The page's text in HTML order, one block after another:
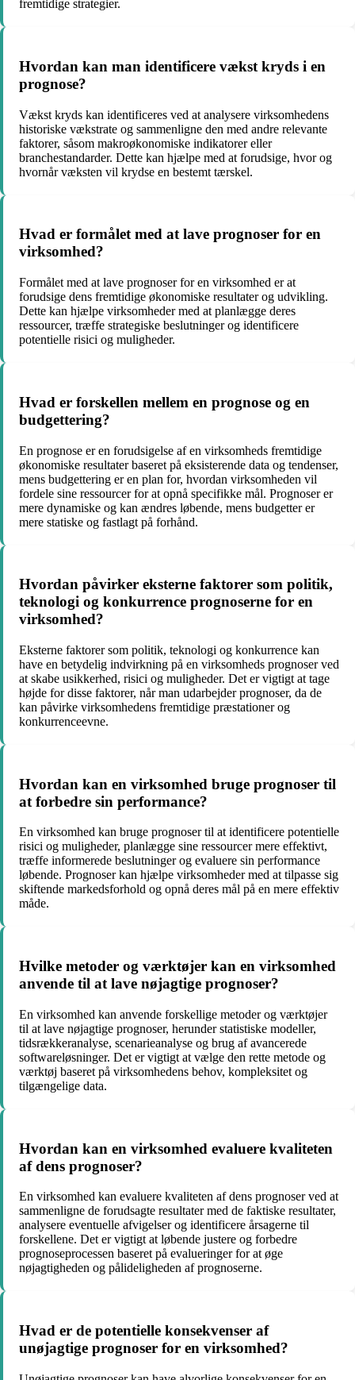
fremtidige strategier.
Hvordan kan man identificere vækst kryds i en
prognose?
Vækst kryds kan identificeres ved at analysere virksomhedens
historiske vækstrate og sammenligne den med andre relevante
faktorer, såsom makroøkonomiske indikatorer eller
branchestandarder. Dette kan hjælpe med at forudsige, hvor og
hvornår væksten vil krydse en bestemt tærskel.
Hvad er formålet med at lave prognoser for en
virksomhed?
Formålet med at lave prognoser for en virksomhed er at
forudsige dens fremtidige økonomiske resultater og udvikling.
Dette kan hjælpe virksomheder med at planlægge deres
ressourcer, træffe strategiske beslutninger og identificere
potentielle risici og muligheder.
Hvad er forskellen mellem en prognose og en
budgettering?
En prognose er en forudsigelse af en virksomheds fremtidige
økonomiske resultater baseret på eksisterende data og tendenser,
mens budgettering er en plan for, hvordan virksomheden vil
fordele sine ressourcer for at opnå specifikke mål. Prognoser er
mere dynamiske og kan ændres løbende, mens budgetter er
mere statiske og fastlagt på forhånd.
Hvordan påvirker eksterne faktorer som politik,
teknologi og konkurrence prognoserne for en
virksomhed?
Eksterne faktorer som politik, teknologi og konkurrence kan
have en betydelig indvirkning på en virksomheds prognoser ved
at skabe usikkerhed, risici og muligheder. Det er vigtigt at tage
højde for disse faktorer, når man udarbejder prognoser, da de
kan påvirke virksomhedens fremtidige præstationer og
konkurrenceevne.
Hvordan kan en virksomhed bruge prognoser til
at forbedre sin performance?
En virksomhed kan bruge prognoser til at identificere potentielle
risici og muligheder, planlægge sine ressourcer mere effektivt,
træffe informerede beslutninger og evaluere sin performance
løbende. Prognoser kan hjælpe virksomheder med at tilpasse sig
skiftende markedsforhold og opnå deres mål på en mere effektiv
måde.
Hvilke metoder og værktøjer kan en virksomhed
anvende til at lave nøjagtige prognoser?
En virksomhed kan anvende forskellige metoder og værktøjer
til at lave nøjagtige prognoser, herunder statistiske modeller,
tidsrækkeranalyse, scenarieanalyse og brug af avancerede
softwareløsninger. Det er vigtigt at vælge den rette metode og
værktøj baseret på virksomhedens behov, kompleksitet og
tilgængelige data.
Hvordan kan en virksomhed evaluere kvaliteten
af dens prognoser?
En virksomhed kan evaluere kvaliteten af dens prognoser ved at
sammenligne de forudsagte resultater med de faktiske resultater,
analysere eventuelle afvigelser og identificere årsagerne til
forskellene. Det er vigtigt at løbende justere og forbedre
prognoseprocessen baseret på evalueringer for at øge
nøjagtigheden og pålideligheden af prognoserne.
Hvad er de potentielle konsekvenser af
unøjagtige prognoser for en virksomhed?